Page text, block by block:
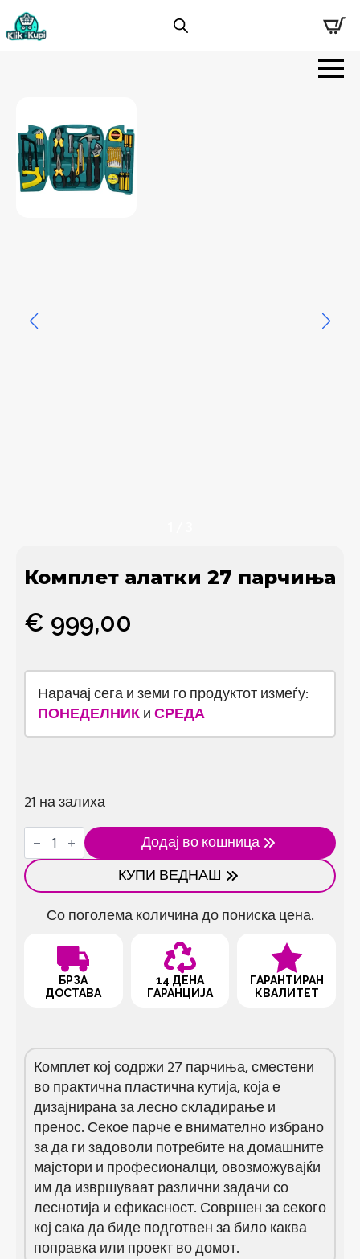
Комплет алатки 27 парчиња
€ 999,00
Нарачај сега и земи го продуктот измеѓу:
ПОНЕДЕЛНИК и СРЕДА
21 на залиха
Комплет
алатки
27
парчиња
количина
Додај во кошница
КУПИ ВЕДНАШ
Со поголема количина до пониска цена.
БРЗА
ДОСТАВА
14 ДЕНА
ГАРАНЦИЈА
ГАРАНТИРАН
КВАЛИТЕТ
Комплет кој содржи 27 парчиња, сместени
во практична пластична кутија, која е
дизајнирана за лесно складирање и
пренос. Секое парче е внимателно избрано
за да ги задоволи потребите на домашните
мајстори и професионалци, овозможувајќи
им да извршуваат различни задачи со
леснотија и ефикасност. Совршен за секого
кој сака да биде подготвен за било каква
поправка или проект во домот.